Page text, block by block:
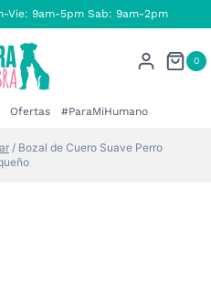
Vie: 9am-5pm Sab: 9am-2pm
0
Ofertas #ParaMiHumano
/ Bozal de Cuero Suave Perro